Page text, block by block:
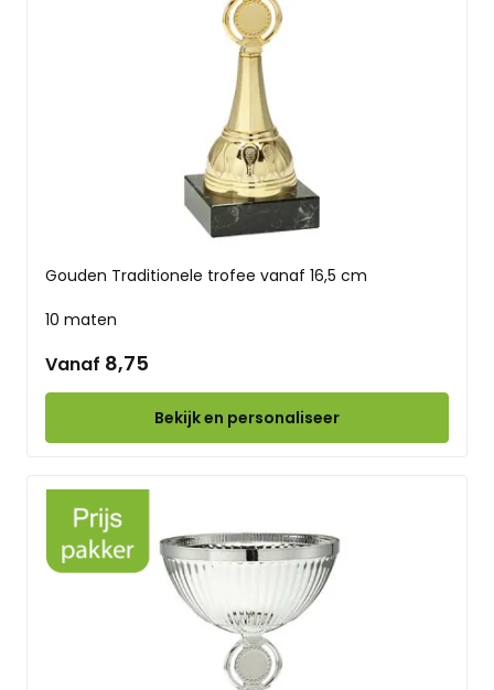
Gouden Traditionele trofee vanaf 16,5 cm
10 maten
Vanaf 8,75
Bekijk en personaliseer